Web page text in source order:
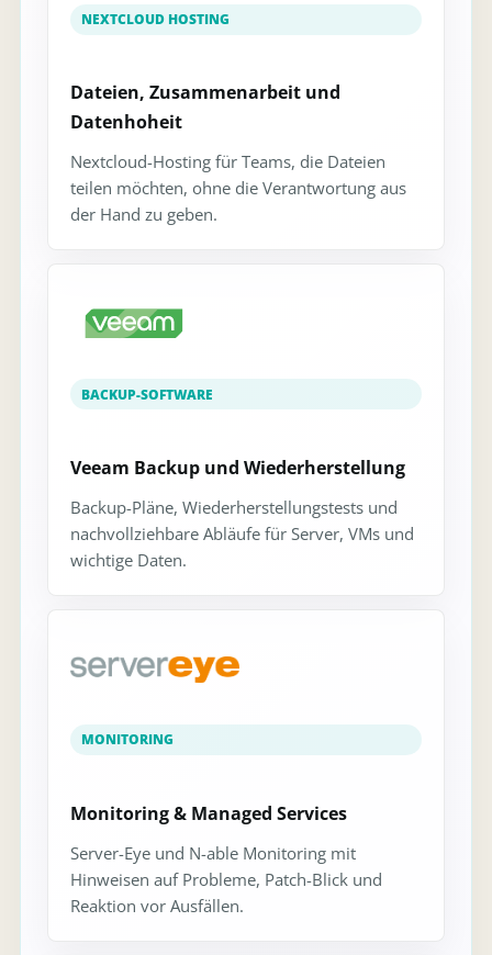
NEXTCLOUD HOSTING
Dateien, Zusammenarbeit und
Datenhoheit
Nextcloud-Hosting für Teams, die Dateien
teilen möchten, ohne die Verantwortung aus
der Hand zu geben.
BACKUP-SOFTWARE
Veeam Backup und Wiederherstellung
Backup-Pläne, Wiederherstellungstests und
nachvollziehbare Abläufe für Server, VMs und
wichtige Daten.
MONITORING
Monitoring & Managed Services
Server-Eye und N-able Monitoring mit
Hinweisen auf Probleme, Patch-Blick und
Reaktion vor Ausfällen.